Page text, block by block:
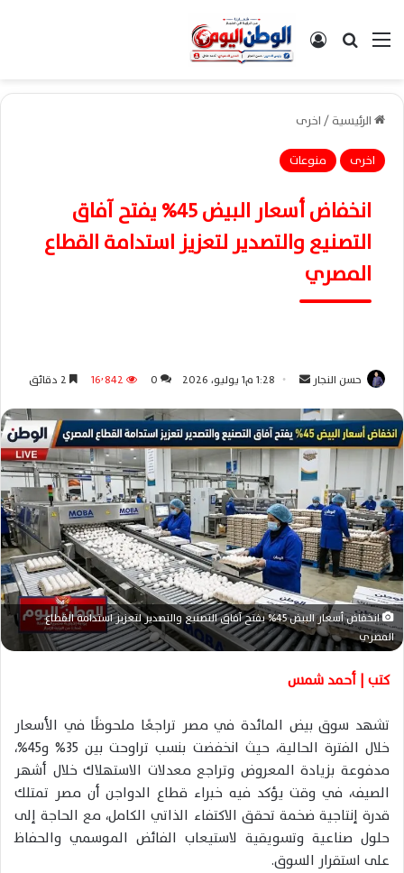
القائمةبحث عن تسجيل الدخول
الرئيسية/اخرى
اخرى
منوعات
انخفاض أسعار البيض 45% يفتح آفاق
التصنيع والتصدير لتعزيز استدامة القطاع
المصري
حسن النجار
س
ل
ب
ر
ي
د
إ
ل
ك
ت
و
ي
ا
1:28 م1 يوليو، 2026 0 16٬842
انخفاض أسعار البيض 45% يفتح آفاق التصنيع والتصدير لتعزيز استدامة القطاع
المصري
كتب | أحمد شمس
تشهد سوق بيض المائدة في مصر تراجعًا ملحوظًا في الأسعار
خلال الفترة الحالية، حيث انخفضت بنسب تراوحت بين 35% و45%،
مدفوعة بزيادة المعروض وتراجع معدلات الاستهلاك خلال أشهر
الصيف، في وقت يؤكد فيه خبراء قطاع الدواجن أن مصر تمتلك
قدرة إنتاجية ضخمة تحقق الاكتفاء الذاتي الكامل، مع الحاجة إلى
حلول صناعية وتسويقية لاستيعاب الفائض الموسمي والحفاظ
على استقرار السوق.